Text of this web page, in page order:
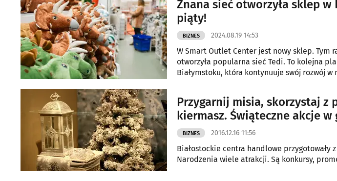
Znana sieć otworzyła sklep w
piąty!
BIZNES 2024.08.19 14:53
W Smart Outlet Center jest nowy sklep. Tym
otworzyła popularna sieć Tedi. To kolejna
Białymstoku, która kontynuuje swój rozwój w
Przygarnij misia, skorzystaj z
kiermasz. Świąteczne akcje w
BIZNES 2016.12.16 11:56
Białostockie centra handlowe przygotowały
Narodzenia wiele atrakcji. Są konkursy,